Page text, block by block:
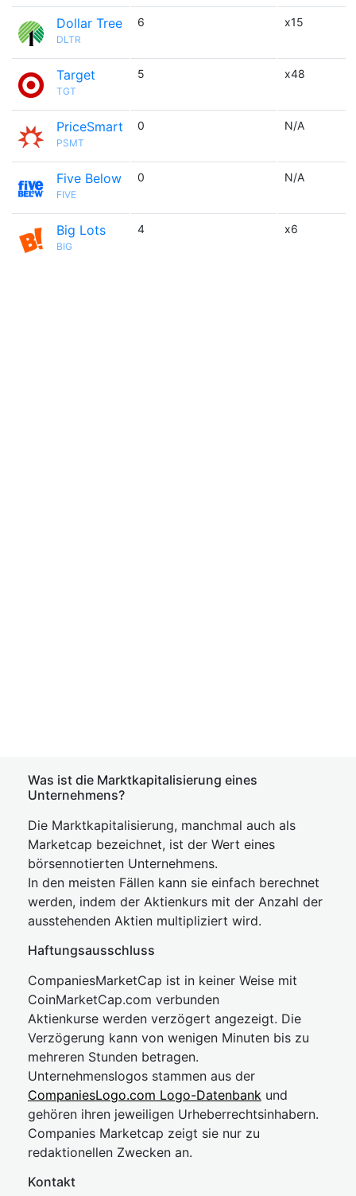
Dollar Tree
DLTR
6 x15
Target
TGT
5 x48
PriceSmart
PSMT
0 N/A
Five Below
FIVE
0 N/A
Big Lots
BIG
4 x6
Was ist die Marktkapitalisierung eines
Unternehmens?
Die Marktkapitalisierung, manchmal auch als
Marketcap bezeichnet, ist der Wert eines
börsennotierten Unternehmens.
In den meisten Fällen kann sie einfach berechnet
werden, indem der Aktienkurs mit der Anzahl der
ausstehenden Aktien multipliziert wird.
Haftungsausschluss
CompaniesMarketCap ist in keiner Weise mit
CoinMarketCap.com verbunden
Aktienkurse werden verzögert angezeigt. Die
Verzögerung kann von wenigen Minuten bis zu
mehreren Stunden betragen.
Unternehmenslogos stammen aus der
CompaniesLogo.com Logo-Datenbank und
gehören ihren jeweiligen Urheberrechtsinhabern.
Companies Marketcap zeigt sie nur zu
redaktionellen Zwecken an.
Kontakt